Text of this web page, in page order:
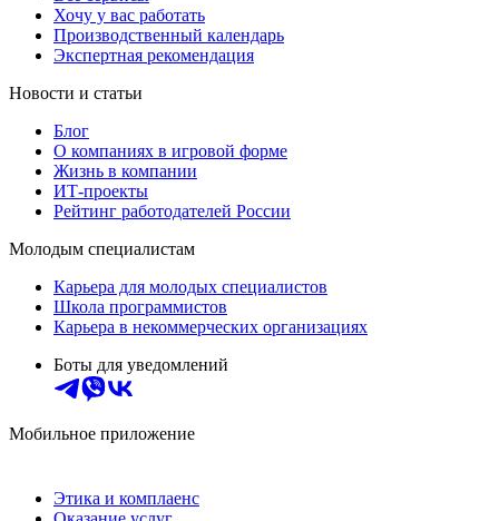
Хочу у вас работать
Производственный календарь
Экспертная рекомендация
Новости и статьи
Блог
О компаниях в игровой форме
Жизнь в компании
ИТ-проекты
Рейтинг работодателей России
Молодым специалистам
Карьера для молодых специалистов
Школа программистов
Карьера в некоммерческих организациях
Боты для уведомлений
Мобильное приложение
Этика и комплаенс